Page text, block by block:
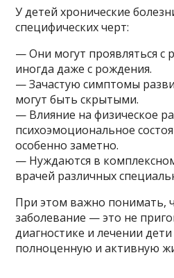
У детей хронические
специфических черт:
— Они могут проявляться с
иногда даже с рождения.
— Зачастую симптомы
могут быть скрытыми.
— Влияние на физическое
психоэмоциональное
особенно заметно.
— Нуждаются в
врачей различных
При этом важно понимать,
заболевание — это не
диагностике и лечении
полноценную и активную